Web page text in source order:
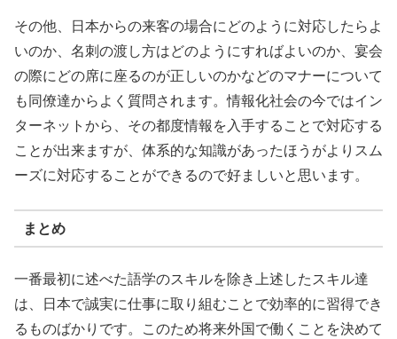
その他、日本からの来客の場合にどのように対応したらよ
いのか、名刺の渡し方はどのようにすればよいのか、宴会
の際にどの席に座るのが正しいのかなどのマナーについて
も同僚達からよく質問されます。情報化社会の今ではイン
ターネットから、その都度情報を入手することで対応する
ことが出来ますが、体系的な知識があったほうがよりスム
ーズに対応することができるので好ましいと思います。
まとめ
一番最初に述べた語学のスキルを除き上述したスキル達
は、日本で誠実に仕事に取り組むことで効率的に習得でき
るものばかりです。このため将来外国で働くことを決めて